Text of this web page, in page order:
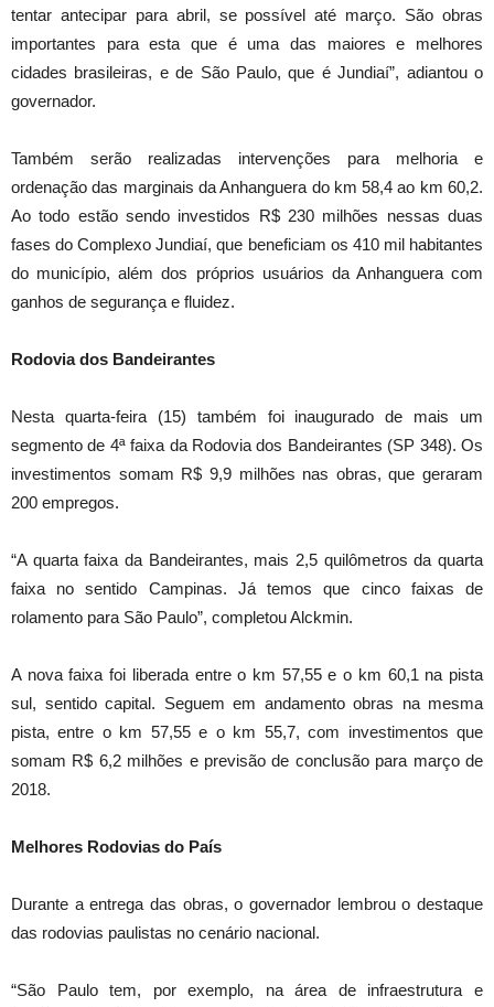
tentar antecipar para abril, se possível até março. São obras
importantes para esta que é uma das maiores e melhores
cidades brasileiras, e de São Paulo, que é Jundiaí”, adiantou o
governador.
Também serão realizadas intervenções para melhoria e
ordenação das marginais da Anhanguera do km 58,4 ao km 60,2.
Ao todo estão sendo investidos R$ 230 milhões nessas duas
fases do Complexo Jundiaí, que beneficiam os 410 mil habitantes
do município, além dos próprios usuários da Anhanguera com
ganhos de segurança e fluidez.
Rodovia dos Bandeirantes
Nesta quarta-feira (15) também foi inaugurado de mais um
segmento de 4ª faixa da Rodovia dos Bandeirantes (SP 348). Os
investimentos somam R$ 9,9 milhões nas obras, que geraram
200 empregos.
“A quarta faixa da Bandeirantes, mais 2,5 quilômetros da quarta
faixa no sentido Campinas. Já temos que cinco faixas de
rolamento para São Paulo”, completou Alckmin.
A nova faixa foi liberada entre o km 57,55 e o km 60,1 na pista
sul, sentido capital. Seguem em andamento obras na mesma
pista, entre o km 57,55 e o km 55,7, com investimentos que
somam R$ 6,2 milhões e previsão de conclusão para março de
2018.
Melhores Rodovias do País
Durante a entrega das obras, o governador lembrou o destaque
das rodovias paulistas no cenário nacional.
“São Paulo tem, por exemplo, na área de infraestrutura e